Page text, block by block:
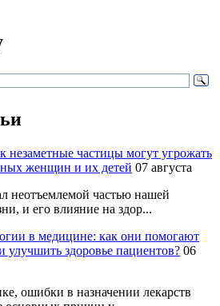
незаметные частицы могут угрожать
женщин и их детей 07 августа
неотъемлемой частью нашей
и его влияние на здор...
в медицине: как они помогают
улучшить здоровье пациентов? 06
ошибки в назначении лекарств